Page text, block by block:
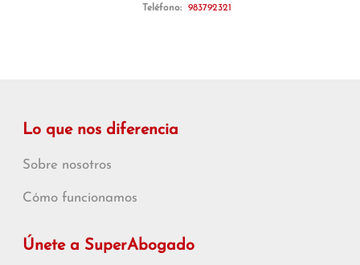
Teléfono:
983792321
Lo que nos diferencia
Sobre nosotros
Cómo funcionamos
Únete a SuperAbogado